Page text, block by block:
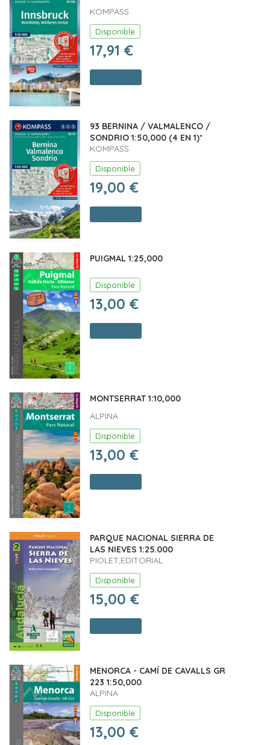
KOMPASS
Disponible
17,91 €
93 BERNINA / VALMALENCO /
SONDRIO 1:50,000 (4 EN 1)*
KOMPASS
Disponible
19,00 €
PUIGMAL 1:25,000
Disponible
13,00 €
MONTSERRAT 1:10,000
ALPINA
Disponible
13,00 €
PARQUE NACIONAL SIERRA DE
LAS NIEVES 1:25.000
PIOLET,EDITORIAL
Disponible
15,00 €
MENORCA - CAMÍ DE CAVALLS GR
223 1:50,000
ALPINA
Disponible
13,00 €